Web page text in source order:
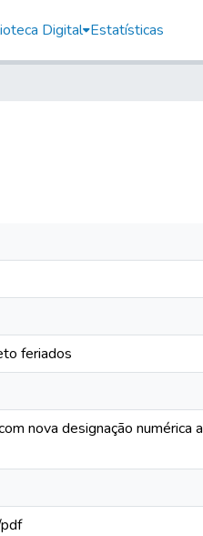
Digital Estatísticas
feriados
nova designação numérica a